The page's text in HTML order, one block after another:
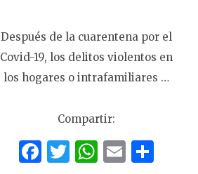
Después de la cuarentena por el
Covid-19, los delitos violentos en
los hogares o intrafamiliares …
Compartir:
Facebook
Twitter
WhatsApp
Email